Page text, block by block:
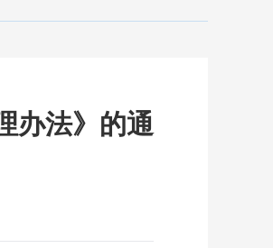
办法》的通